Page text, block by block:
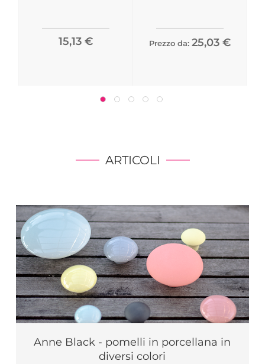
15,13 € Prezzo da: 25,03 €
ARTICOLI
Anne Black - pomelli in porcellana in
diversi colori